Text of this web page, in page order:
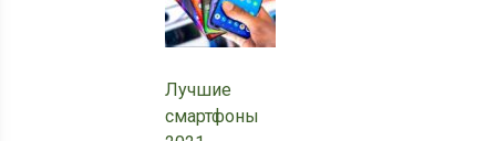
Лучшие
смартфоны